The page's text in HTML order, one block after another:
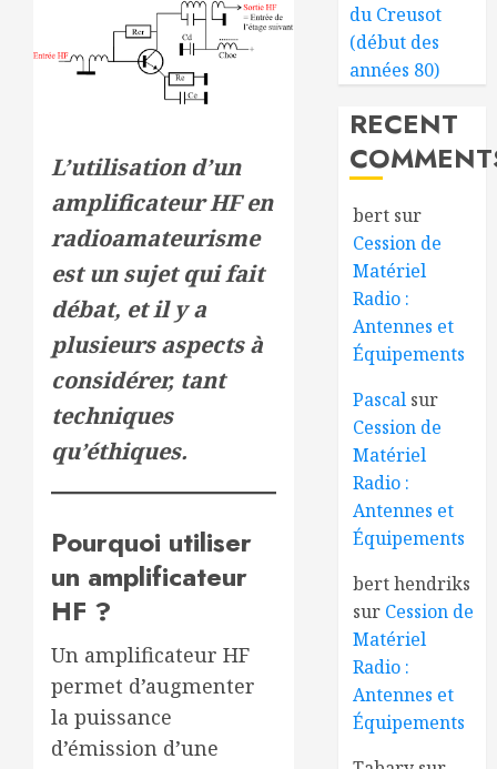
L’utilisation d’un
amplificateur HF en
radioamateurisme
est un sujet qui fait
débat, et il y a
plusieurs aspects à
considérer, tant
techniques
qu’éthiques.
Pourquoi utiliser
un amplificateur
HF ?
Un amplificateur HF
permet d’augmenter
la puissance
d’émission d’une
du Creusot
(début des
années 80)
RECENT
bert sur
Cession de
Matériel
Radio :
Antennes et
Équipements
Pascal sur
Cession de
Matériel
Radio :
Antennes et
Équipements
bert hendriks
sur Cession de
Matériel
Radio :
Antennes et
Équipements